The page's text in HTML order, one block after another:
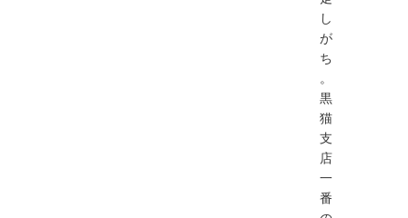
し
が
ち
。
黒
猫
支
店
一
番